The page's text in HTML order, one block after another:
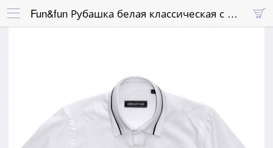
 
Fun&fun Рубашка белая классическая с черной отделкой воротника и рукавов